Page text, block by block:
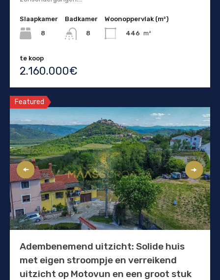
Slaapkamer
8
Badkamer
8
Woonoppervlak (m²)
446 m²
te koop
2.160.000€
Featured
Adembenemend uitzicht: Solide huis
met eigen stroompje en verreikend
uitzicht op Motovun en een groot stuk